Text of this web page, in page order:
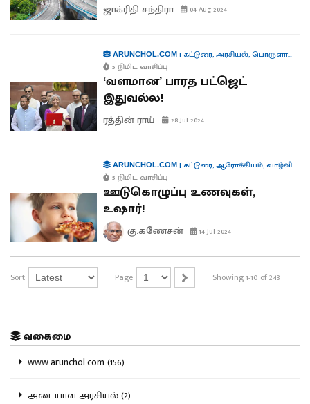
ஜாக்ரிதி சந்திரா 04 Aug 2024
ARUNCHOL.COM| கட்டுரை,அரசியல்,பொருளாதாரம்
5 நிமிட வாசிப்பு
‘வளமான’ பாரத பட்ஜெட்
இதுவல்ல!
ரத்தின் ராய் 28 Jul 2024
ARUNCHOL.COM| கட்டுரை,ஆரோக்கியம், வாழ்வியல்
5 நிமிட வாசிப்பு
ஊடுகொழுப்பு உணவுகள்,
உஷார்!
கு.கணேசன் 14 Jul 2024
Sort Page Showing 1-10 of 243
வகைமை
www.arunchol.com (156)
அடையாள அரசியல் (2)